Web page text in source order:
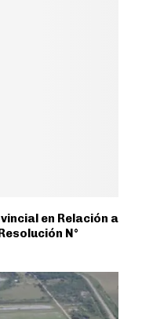
en Relación a
N°